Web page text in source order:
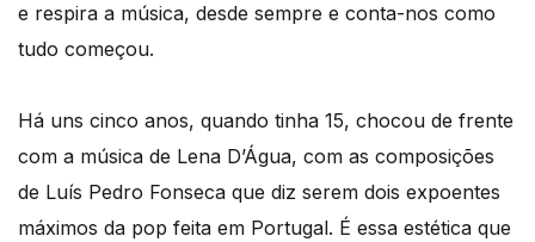
e respira a música, desde sempre e conta-nos como
tudo começou.
Há uns cinco anos, quando tinha 15, chocou de frente
com a música de Lena D’Água, com as composições
de Luís Pedro Fonseca que diz serem dois expoentes
máximos da pop feita em Portugal. É essa estética que